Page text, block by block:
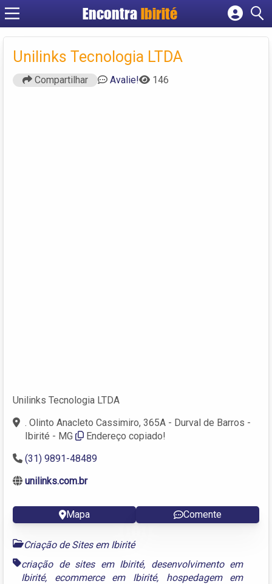
EncontraIbirité
Cadastrar empresa
Criar conta
Unilinks Tecnologia LTDA
Compartilhar Avalie! 146
Unilinks Tecnologia LTDA
. Olinto Anacleto Cassimiro, 365A - Durval de Barros -
Ibirité - MG
Endereço copiado!
(31) 9891-48489
unilinks.com.br
Mapa Comente
Criação de Sites em Ibirité
criação de sites em Ibirité, desenvolvimento em
Ibirité, ecommerce em Ibirité, hospedagem em